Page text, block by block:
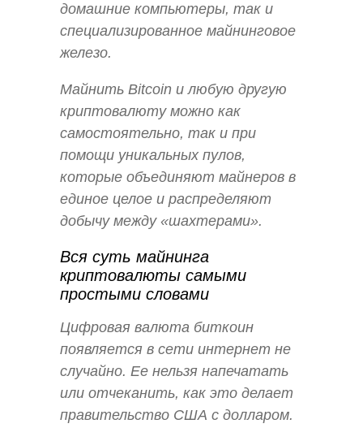
домашние компьютеры, так и
специализированное майнинговое
железо.
Майнить Bitcoin и любую другую
криптовалюту можно как
самостоятельно, так и при
помощи уникальных пулов,
которые объединяют майнеров в
единое целое и распределяют
добычу между «шахтерами».
Вся суть майнинга
криптовалюты самыми
простыми словами
Цифровая валюта биткоин
появляется в сети интернет не
случайно. Ее нельзя напечатать
или отчеканить, как это делает
правительство США с долларом.